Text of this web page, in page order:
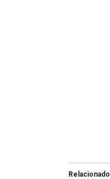
Relacionado